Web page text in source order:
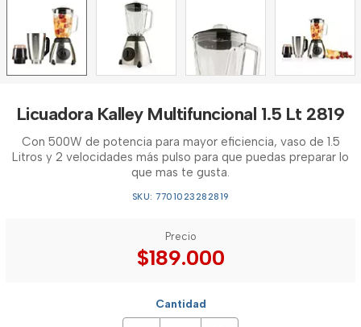
Licuadora Kalley Multifuncional 1.5 Lt 2819
Con 500W de potencia para mayor eficiencia, vaso de 1.5
Litros y 2 velocidades más pulso para que puedas preparar lo
que mas te gusta.
SKU: 7701023282819
Precio
$189.000
Cantidad